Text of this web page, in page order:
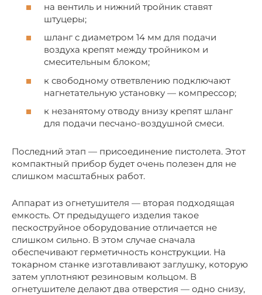
на вентиль и нижний тройник ставят
штуцеры;
шланг с диаметром 14 мм для подачи
воздуха крепят между тройником и
смесительным блоком;
к свободному ответвлению подключают
нагнетательную установку — компрессор;
к незанятому отводу внизу крепят шланг
для подачи песчано-воздушной смеси.
Последний этап — присоединение пистолета. Этот
компактный прибор будет очень полезен для не
слишком масштабных работ.
Аппарат из огнетушителя — вторая подходящая
емкость. От предыдущего изделия такое
пескоструйное оборудование отличается не
слишком сильно. В этом случае сначала
обеспечивают герметичность конструкции. На
токарном станке изготавливают заглушку, которую
затем уплотняют резиновым кольцом. В
огнетушителе делают два отверстия — одно снизу,